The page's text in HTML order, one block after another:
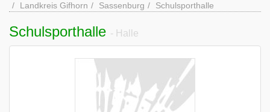
Landkreis Gifhorn
Sassenburg Schulsporthalle
Schulsporthalle - Halle